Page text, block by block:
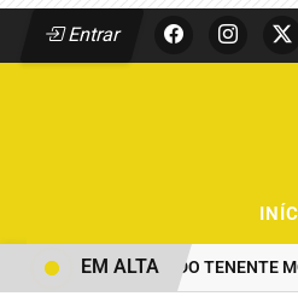
Entrar
AO COMANDO DO TENENTE
EM ALTA